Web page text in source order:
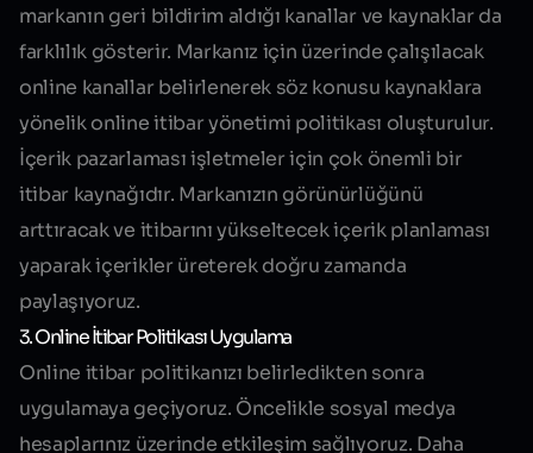
markanın geri bildirim aldığı kanallar ve kaynaklar da
farklılık gösterir. Markanız için üzerinde çalışılacak
online kanallar belirlenerek söz konusu kaynaklara
yönelik online itibar yönetimi politikası oluşturulur.
İçerik pazarlaması işletmeler için çok önemli bir
itibar kaynağıdır. Markanızın görünürlüğünü
arttıracak ve itibarını yükseltecek içerik planlaması
yaparak içerikler üreterek doğru zamanda
paylaşıyoruz.
3. Online İtibar Politikası Uygulama
Online itibar politikanızı belirledikten sonra
uygulamaya geçiyoruz. Öncelikle sosyal medya
hesaplarınız üzerinde etkileşim sağlıyoruz. Daha